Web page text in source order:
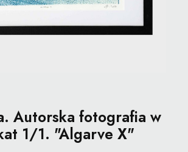
Autorska fotografia w
1/1. "Algarve X"